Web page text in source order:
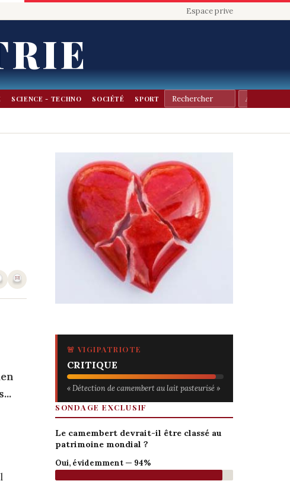
Espace prive
SCIENCE - TECHNO SOCIÉTÉ SPORT
🚨 VIGIPATRIOTE
CRITIQUE
« Détection de camembert au lait pasteurisé »
SONDAGE EXCLUSIF
Le camembert devrait-il être classé au
patrimoine mondial ?
Oui, évidemment — 94%